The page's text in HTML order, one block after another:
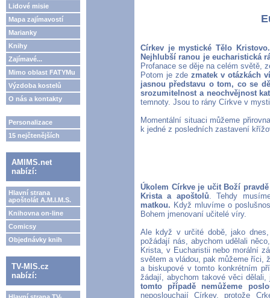
Lidové misie
Mapa zajímavostí
Marianky
Knihy
Zajímavé...
Mimo oblast FATYMu
Výzdoba kostelů
O nás a kontakty
Personalizace
15 nejčtenějších
AMIMS.net
nabízí:
Hlavní strana
apoštolát A.M.I.M.S.
Knihovna on-line
Comicsy
Objednávky knih
TV-MIS.cz
nabízí:
Církev je mystické Tělo Kristovo.
Nejhlubší ranou je eucharistická
Profanace se děje na celém světě,
Potom je zde zmatek v otázkách
jasnou představu o tom, co se
srozumitelnost a neochvějnost
temnoty. Jsou to rány Církve v
Momentální situaci můžeme
k jedné z posledních zastavení
Úkolem Církve je učit Boží
Krista a apoštolů. Tehdy
matkou. Když mluvíme o
Bohem jmenovaní učitelé víry.
Ale když v určité době, jako
požádají nás, abychom udělali
Krista, v Eucharistii nebo morální
světem a vládou, pak můžeme říci,
a biskupové v tomto konkrétním
žádají, abychom takové věci
tomto případě nemůžeme
neposlouchají Církev, protože